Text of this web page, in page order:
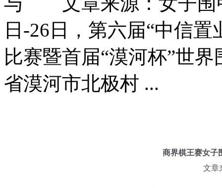
日-26日，第六届“中信
比赛暨首届“漠河杯”世
省漠河市北极村 ...
商界棋王赛女子
文章来